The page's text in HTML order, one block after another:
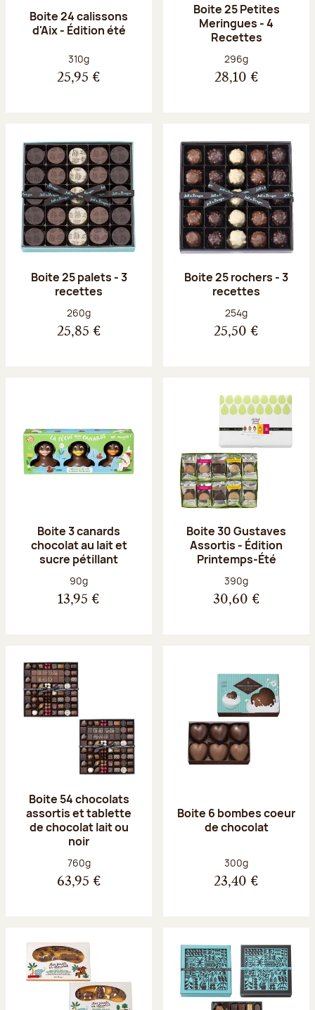
Boite 24 calissons
d'Aix - Édition été
Poids net :
310g
25,95 €
Boite 25 Petites
Meringues - 4
Recettes
Poids net :
296g
28,10 €
Boite 25 palets - 3
recettes
Poids net :
260g
25,85 €
Boite 25 rochers - 3
recettes
Poids net :
254g
25,50 €
Boite 3 canards
chocolat au lait et
sucre pétillant
Poids net :
90g
13,95 €
Boite 30 Gustaves
Assortis - Édition
Printemps-Été
Poids net :
390g
30,60 €
Boite 54 chocolats
assortis et tablette
de chocolat lait ou
noir
Poids net :
760g
63,95 €
Boite 6 bombes coeur
de chocolat
Poids net :
300g
23,40 €